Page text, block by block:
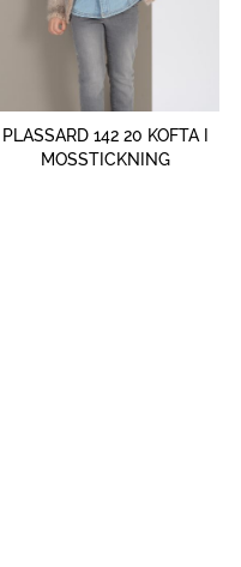
SNABBTITT
PLASSARD 142 20 KOFTA I
MOSSTICKNING